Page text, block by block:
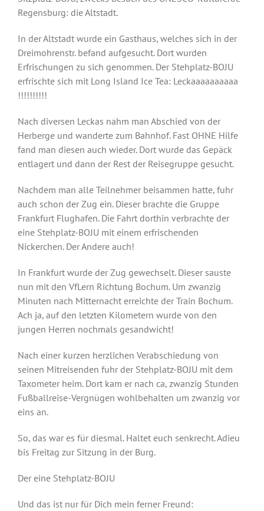
Regensburg: die Altstadt.
In der Altstadt wurde ein Gasthaus, welches sich in der
Dreimohrenstr. befand aufgesucht. Dort wurden
Erfrischungen zu sich genommen. Der Stehplatz-BOJU
erfrischte sich mit Long Island Ice Tea: Leckaaaaaaaaaa
!!!!!!!!!!
Nach diversen Leckas nahm man Abschied von der
Herberge und wanderte zum Bahnhof. Fast OHNE Hilfe
fand man diesen auch wieder. Dort wurde das Gepäck
entlagert und dann der Rest der Reisegruppe gesucht.
Nachdem man alle Teilnehmer beisammen hatte, fuhr
auch schon der Zug ein. Dieser brachte die Gruppe
Frankfurt Flughafen. Die Fahrt dorthin verbrachte der
eine Stehplatz-BOJU mit einem erfrischenden
Nickerchen. Der Andere auch!
In Frankfurt wurde der Zug gewechselt. Dieser sauste
nun mit den VfLern Richtung Bochum. Um zwanzig
Minuten nach Mitternacht erreichte der Train Bochum.
Ach ja, auf den letzten Kilometern wurde von den
jungen Herren nochmals gesandwicht!
Nach einer kurzen herzlichen Verabschiedung von
seinen Mitreisenden fuhr der Stehplatz-BOJU mit dem
Taxometer heim. Dort kam er nach ca, zwanzig Stunden
Fußballreise-Vergnügen wohlbehalten um zwanzig vor
eins an.
So, das war es für diesmal. Haltet euch senkrecht. Adieu
bis Freitag zur Sitzung in der Burg.
Der eine Stehplatz-BOJU
Und das ist nur für Dich mein ferner Freund: